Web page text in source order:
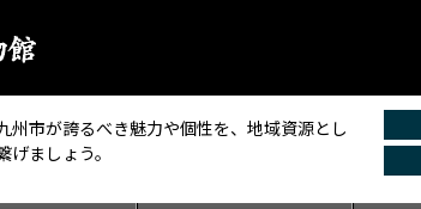
州市が誇るべき魅力や個性を、地域資源とし
ましょう。